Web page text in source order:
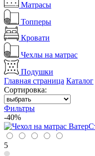
Матрасы
Топперы
Кровати
Чехлы на матрас
Подушки
Главная страница Каталог
Сортировка:
Фильтры
-40%
5